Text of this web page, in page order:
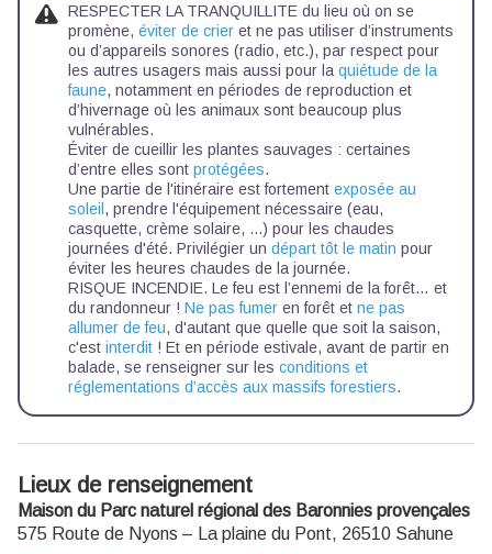
RESPECTER LA TRANQUILLITE du lieu où on se
promène, éviter de crier et ne pas utiliser d’instruments
ou d’appareils sonores (radio, etc.), par respect pour
les autres usagers mais aussi pour la quiétude de la
faune, notamment en périodes de reproduction et
d’hivernage où les animaux sont beaucoup plus
vulnérables.
Éviter de cueillir les plantes sauvages : certaines
d’entre elles sont protégées.
Une partie de l'itinéraire est fortement exposée au
soleil, prendre l'équipement nécessaire (eau,
casquette, crème solaire, ...) pour les chaudes
journées d'été. Privilégier un départ tôt le matin pour
éviter les heures chaudes de la journée.
RISQUE INCENDIE. Le feu est l’ennemi de la forêt… et
du randonneur ! Ne pas fumer en forêt et ne pas
allumer de feu, d'autant que quelle que soit la saison,
c'est interdit ! Et en période estivale, avant de partir en
balade, se renseigner sur les conditions et
réglementations d’accès aux massifs forestiers.
Lieux de renseignement
Maison du Parc naturel régional des Baronnies provençales
575 Route de Nyons – La plaine du Pont, 26510 Sahune